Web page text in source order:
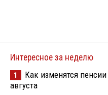
Интересное за неделю
1
Как изменятся
августа